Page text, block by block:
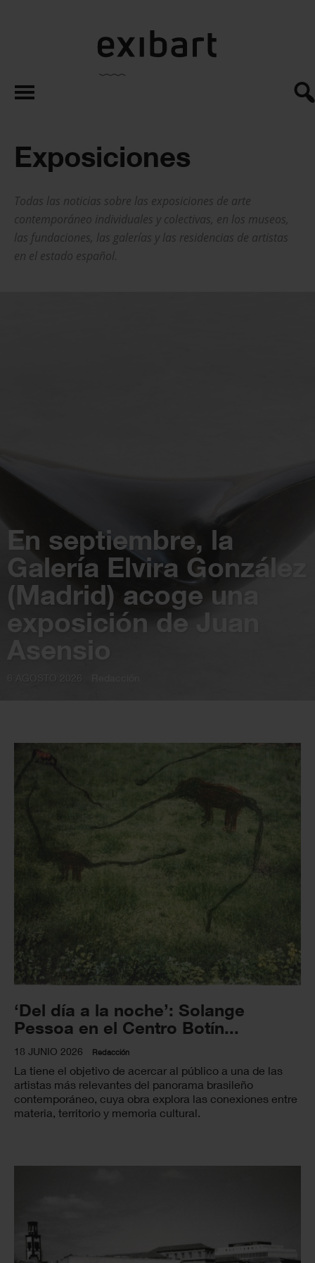
exibart.es
Exposiciones
Todas las noticias sobre las exposiciones de arte
contemporáneo individuales y colectivas, en los museos,
las fundaciones, las galerías y las residencias de artistas
en el estado español.
En septiembre, la
Galería Elvira González
(Madrid) acoge una
exposición de Juan
Asensio
6 AGOSTO 2026
‘Del día a la noche’: Solange
Pessoa en el Centro Botín...
18 JUNIO 2026 Redacción
La tiene el objetivo de acercar al público a una de las
artistas más relevantes del panorama brasileño
contemporáneo, cuya obra explora las conexiones entre
materia, territorio y memoria cultural.